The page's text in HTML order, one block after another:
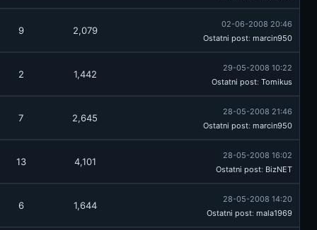
9 2,079
02-06-2008 20:46
Ostatni post: marcin950
2 1,442
29-05-2008 10:22
Ostatni post: Tomikus
7 2,645
28-05-2008 21:46
Ostatni post: marcin950
13 4,101
28-05-2008 16:02
Ostatni post: BizNET
6 1,644
28-05-2008 14:20
Ostatni post: mala1969